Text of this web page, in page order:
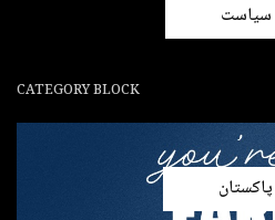
سیاست
CATEGORY BLOCK
پاکستان